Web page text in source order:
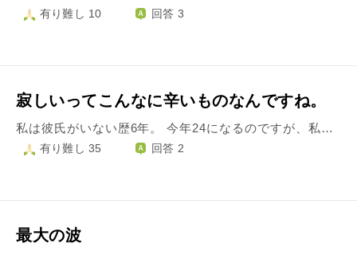
有り難し 10 回答 3
寂しいってこんなに辛いものなんですね。
私は彼氏がいない歴6年。 今年24になるのですが、私だってみんなみたいに恋愛したい！結婚したい！でも…いつも片想いばかりしてしまい、ずっと1人なのです。 大人になって改めて、寂しいってこんなに辛いものなんだと知りました。 今も好きな人はいるけど、片思い。 結局、私には寄り添ってくれる男性がいない。 甘えられない。 寂しいなんて思わなくなるくらい強くならなくてはいけないのでしょうか…？ この先自分の寂しい気持ちに押しつぶされてしまいそうで怖いです。
有り難し 35 回答 2
最大の波